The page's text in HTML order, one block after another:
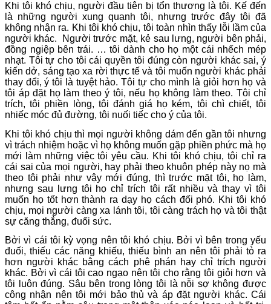
Khi tôi khó chịu, người đầu tiên bị tổn thương là tôi. Kế đến
là những người xung quanh tôi, nhưng trước đây tôi đã
không nhận ra. Khi tôi khó chịu, tôi toàn nhìn thấy lỗi lầm của
người khác. Người trước mặt, kẻ sau lưng, người bên phải,
đồng ngiệp bên trái. … tôi dành cho họ một cái nhếch mép
nhạt. Tôi tự cho tôi cái quyền tôi đúng còn người khác sai, ý
kiến dở, sáng tạo xa rời thực tế và tôi muốn người khác phải
thay đổi, ý tôi là tuyệt hảo. Tôi tự cho mình là giỏi hơn họ và
tôi áp đặt họ làm theo ý tôi, nếu họ không làm theo. Tôi chỉ
trích, tôi phiền lòng, tôi đánh giá họ kém, tôi chì chiết, tôi
nhiếc móc đủ đường, tôi nuối tiếc cho ý của tôi.
Khi tôi khó chịu thì mọi người không dám đến gần tôi nhưng
vì trách nhiệm hoặc vì họ không muốn gặp phiền phức mà họ
mới làm những việc tôi yêu cầu. Khi tôi khó chịu, tôi chỉ ra
cái sai của mọi người, hay phải theo khuôn phép này nọ mà
theo tôi phải như vậy mới đúng, thì trước mặt tôi, họ làm,
nhưng sau lưng tôi họ chỉ trích tôi rất nhiều và thay vì tôi
muốn họ tốt hơn thành ra dạy họ cách đối phó. Khi tôi khó
chịu, mọi người càng xa lánh tôi, tôi càng trách họ và tôi thật
sự căng thẳng, đuối sức.
Bởi vì cái tôi kỳ vọng nên tôi khó chịu. Bởi vì bên trong yếu
đuối, thiếu các năng khiếu, thiếu bình an nên tôi phải tỏ ra
hơn người khác bằng cách phê phán hay chỉ trích người
khác. Bởi vì cái tôi cao ngạo nên tôi cho rằng tôi giỏi hơn và
tôi luôn đúng. Sâu bên trong lòng tôi là nỗi sợ không được
công nhận nên tôi mới bảo thủ và áp đặt người khác. Cái